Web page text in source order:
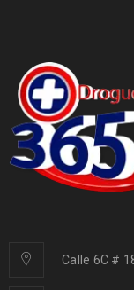
Calle 6C #